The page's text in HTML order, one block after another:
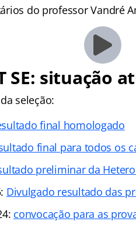
do professor Vandré
SE: situação
seleção:
final homologado
final para todos os
preliminar da
Divulgado resultado das
convocação para as